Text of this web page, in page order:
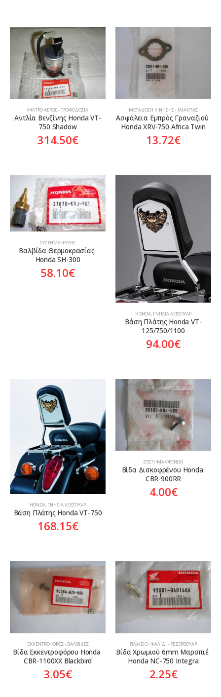
ΦΊΛΤΡΟ ΑΈΡΟΣ - ΤΡΟΦΟΔΟΣΊΑ
Αντλία Βενζίνης Honda VT-
750 Shadow
314.50€
ΜΕΤΆΔΟΣΗ ΚΊΝΗΣΗΣ - ΙΜΆΝΤΑΣ
Ασφάλεια Εμπρός Γραναζιού
Honda XRV-750 Africa Twin
13.72€
ΣΎΣΤΗΜΑ ΨΎΞΗΣ
Βαλβίδα Θερμοκρασίας
Honda SH-300
58.10€
HONDA, ΓΝΉΣΙΑ ΑΞΕΣΟΥΆΡ
Βάση Πλάτης Honda VT-
125/750/1100
94.00€
HONDA, ΓΝΉΣΙΑ ΑΞΕΣΟΥΆΡ
Βάση Πλάτης Honda VT-750
168.15€
ΣΎΣΤΗΜΑ ΦΡΈΝΩΝ
Βίδα Δισκοφρένου Honda
CBR-900RR
4.00€
ΕΚΚΕΝΤΡΟΦΌΡΟΣ - ΒΑΛΒΊΔΕΣ
Βίδα Εκκεντροφόρου Honda
CBR-1100XX Blackbird
3.05€
ΠΛΑΊΣΙΟ - ΨΑΛΊΔΙ - ΡΕΖΕΡΒΟΥΆΡ
Βίδα Χρωμιού 6mm Μαρσπιέ
Honda NC-750 Integra
2.25€